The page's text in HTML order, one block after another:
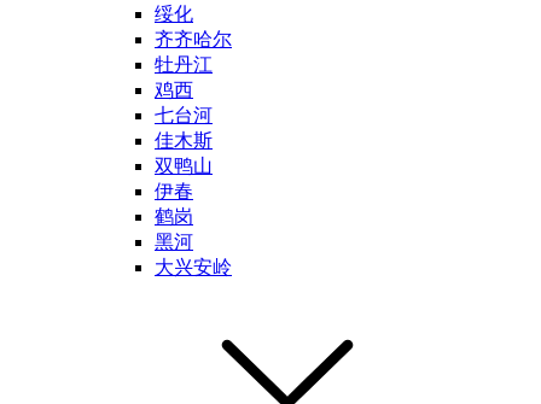
绥化
齐齐哈尔
牡丹江
鸡西
七台河
佳木斯
双鸭山
伊春
鹤岗
黑河
大兴安岭